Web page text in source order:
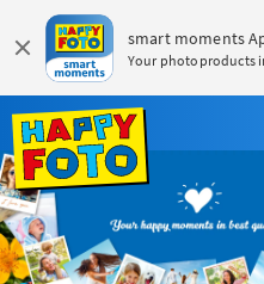
smart moments
Your photoproducts